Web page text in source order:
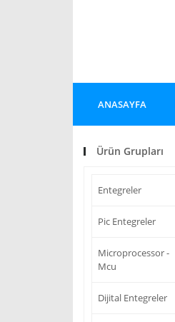
ANASAYFA
Ürün Grupları
Entegreler
Pic Entegreler
Microprocessor -
Mcu
Dijital Entegreler